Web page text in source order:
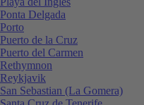
Ponta Delgada
Porto
Puerto de la Cruz
Puerto del Carmen
Rethymnon
Reykjavik
San Sebastian (La Gomera)